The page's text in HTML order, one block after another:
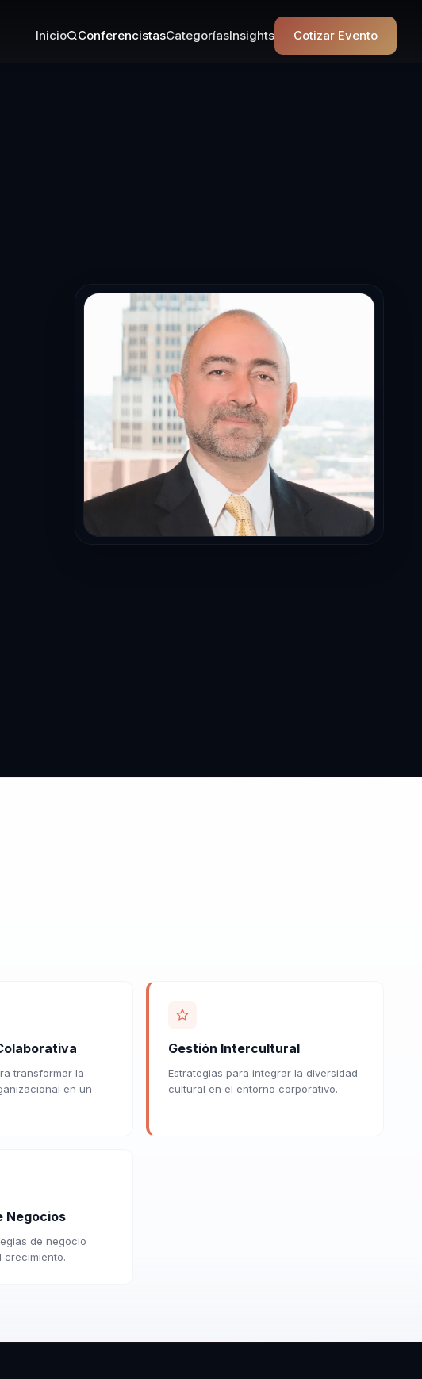
Inicio ConferencistasCategoríasInsights Cotizar Evento
en
transformar la
en un
Gestión Intercultural
Estrategias para integrar la diversidad
cultural en el entorno corporativo.
Negocios
de negocio
crecimiento.